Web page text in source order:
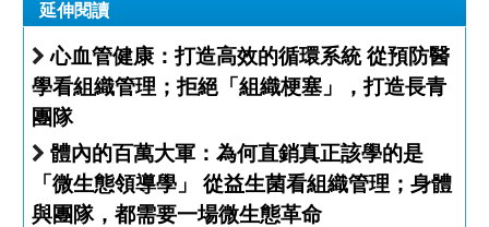
延伸閱讀
心血管健康：打造高效的循環系統 從預防醫
學看組織管理；拒絕「組織梗塞」，打造長青
團隊
體內的百萬大軍：為何直銷真正該學的是
「微生態領導學」 從益生菌看組織管理；身體
與團隊，都需要一場微生態革命